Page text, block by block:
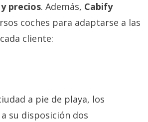
precios. Además, Cabify
coches para adaptarse a las
cliente:
a pie de playa, los
su disposición dos